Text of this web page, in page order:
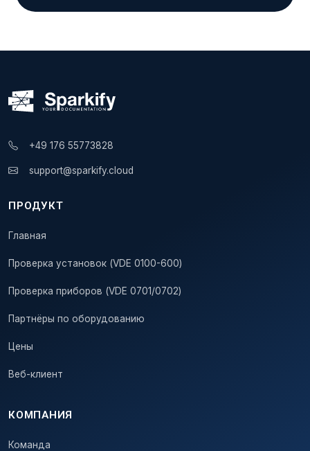
+49 176 55773828
support@sparkify.cloud
ПРОДУКТ
Главная
Проверка установок (VDE 0100-600)
Проверка приборов (VDE 0701/0702)
Партнёры по оборудованию
Цены
Веб-клиент
КОМПАНИЯ
Команда